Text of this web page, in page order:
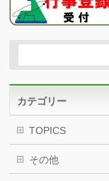
カテゴリー
TOPICS
その他